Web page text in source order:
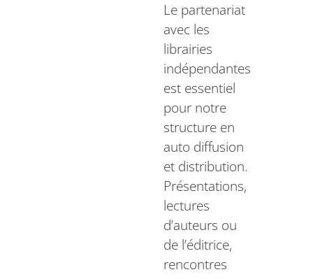
Le partenariat
avec les
librairies
indépendantes
est essentiel
pour notre
structure en
auto diffusion
et distribution.
Présentations,
lectures
d’auteurs ou
de l’éditrice,
rencontres